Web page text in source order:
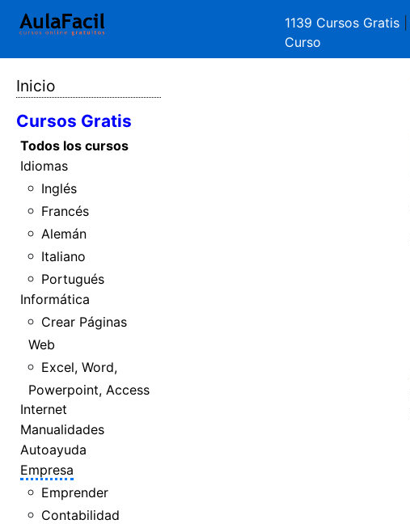
1139 Cursos Gratis
Curso
Inicio
Cursos Gratis
Todos los cursos
Idiomas
Inglés
Francés
Alemán
Italiano
Portugués
Informática
Crear Páginas
Web
Excel, Word,
Powerpoint, Access
Internet
Manualidades
Autoayuda
Empresa
Emprender
Contabilidad